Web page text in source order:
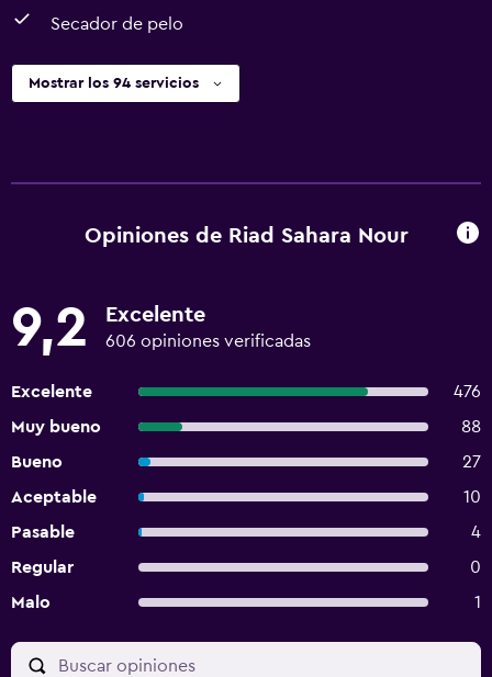
Secador de pelo
Mostrar los 94 servicios
Opiniones de Riad Sahara Nour
9,2 Excelente
606 opiniones verificadas
Excelente
476
Muy bueno
88
Bueno
27
Aceptable
10
Pasable
4
Regular
0
Malo
1